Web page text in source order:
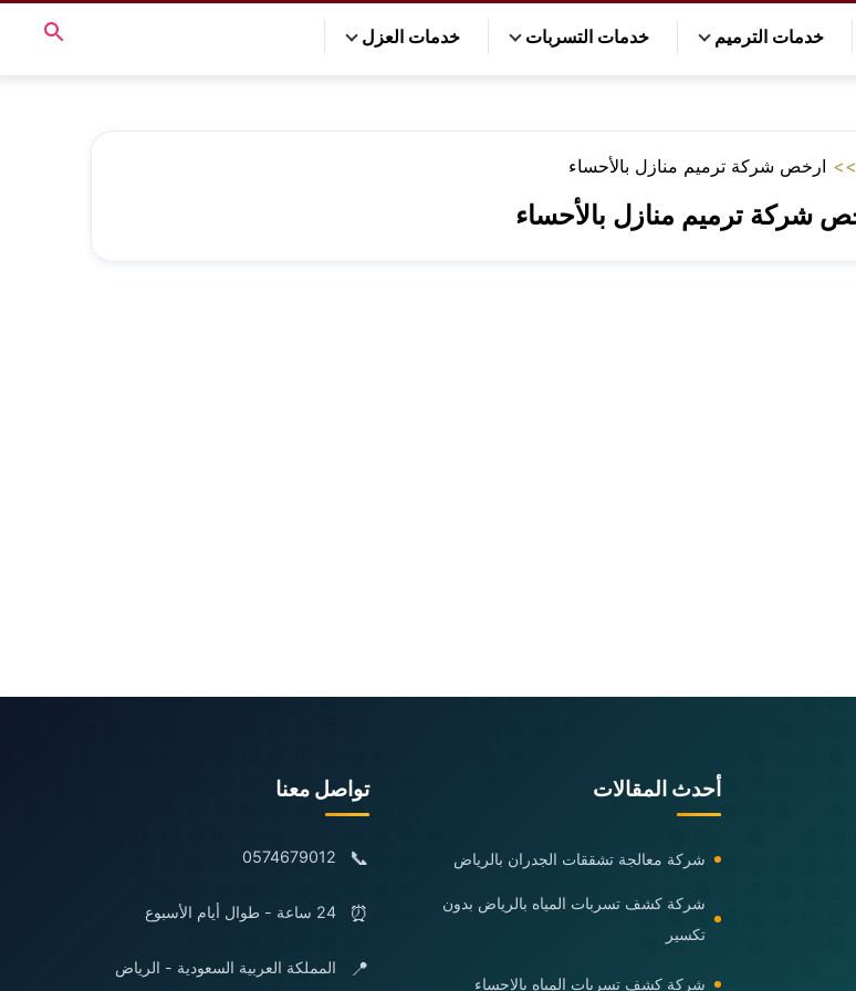
خدمات الترميم خدمات التسربات خدمات العزل
>> ارخص شركة ترميم منازل بالأحساء
شركة ترميم منازل بالأحساء
أحدث المقالات
شركة معالجة تشققات الجدران بالرياض
شركة كشف تسربات المياه بالرياض بدون
تكسير
شركة كشف تسربات المياه بالاحساء
تواصل معنا
📞
0574679012
⏰ 24 ساعة - طوال أيام الأسبوع
📍 المملكة العربية السعودية - الرياض